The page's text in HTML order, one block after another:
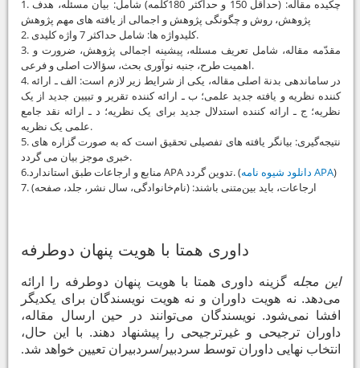
1. چکیده مقاله: (حداقل 150 و حداکثر 180کلمه) شامل: بیان مسئله، هدف
پژوهش، روش و چگونگی پژوهش و اجمالی از یافته‏ های مهم پژوهش
2. کلیدواژه ‏ها: شامل حداکثر 7 واژه کلیدی.
3. مقدّمه مقاله، شامل تعریف مسئله، پیشینه اجمالی پژوهش، ضرورت و
اهمیت طرح، جنبه نوآوری بحث، سؤالات اصلی و فرعی.
4. در سامان‏دهی بدنة اصلی مقاله، یکی از شرایط زیر لازم است: الف ـ ارائه
کننده نظریه و یافته جدید علمی؛ ب ـ ارائه کننده تقریر و تبیین جدید از یک
نظریه؛ ج ـ ارائه کننده استدلال جدید برای یک نظریه؛ د ـ ارائه نقد جامع
علمی یک نظریه.
5. نتیجه‌گیری: بیانگر یافته ‏های تفصیلی تحقیق است که به صورت گزاره ‏های
خبری موجز بیان می‏ گردد.
6.منابع و ارجاعات طبق استاندارد APA تدوین گردد. (
دانلود شیوه نامه APA)
7. ارجاعات، باید بین‌متنی باشند: (نام‌خانوادگی، سال نشر، جلد، صفحه)
داوری همتا با هویت پنهان دوطرفه
این مجله گزینه داوری همتا با هویت پنهان دوطرفه را ارائه
می‌دهد. نه هویت داوران و نه هویت نویسندگان برای یکدیگر
افشا نمی‌شود. نویسندگان می‌توانند در حین ارسال مقاله،
داوران ترجیحی و غیرترجیحی را پیشنهاد دهند. با این حال،
انتخاب نهایی داوران توسط سردبیر/سردبیران تعیین خواهد شد.